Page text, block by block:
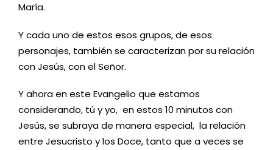
María.
Y cada uno de estos esos grupos, de esos
personajes, también se caracterizan por su relación
con Jesús, con el Señor.
Y ahora en este Evangelio que estamos
considerando, tú y yo, en estos 10 minutos con
Jesús, se subraya de manera especial, la relación
entre Jesucristo y los Doce, tanto que a veces se